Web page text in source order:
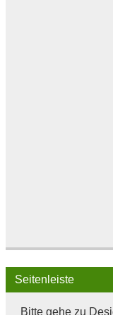
Seitenleiste
Bitte gehe zu